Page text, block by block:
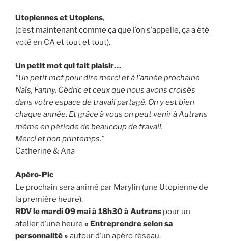
Utopiennes et Utopiens,
(c’est maintenant comme ça que l’on s’appelle, ça a été
voté en CA et tout et tout).
Un petit mot qui fait plaisir…
“Un petit mot pour dire merci et à l’année prochaine
Naïs, Fanny, Cédric et ceux que nous avons croisés
dans votre espace de travail partagé. On y est bien
chaque année. Et grâce à vous on peut venir à Autrans
même en période de beaucoup de travail.
Merci et bon printemps.”
Catherine & Ana
Apéro-Pic
Le prochain sera animé par Marylin (une Utopienne de
la première heure).
RDV le mardi 09 mai à 18h30 à Autrans pour un
atelier d’une heure « Entreprendre selon sa
personnalité » autour d’un apéro réseau.